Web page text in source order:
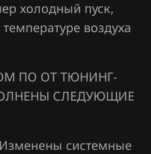
холодный пуск,
воздуха
ПО ОТ ТЮНИНГ-
СЛЕДУЮЩИЕ
системные